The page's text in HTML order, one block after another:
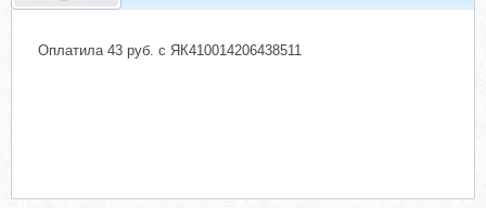
Оплатила 43 руб. с ЯК410014206438511